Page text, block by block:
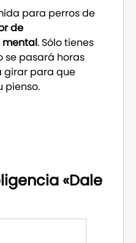
para perros de
de
mental. Sólo tienes
se pasará horas
girar para que
pienso.
«Dale